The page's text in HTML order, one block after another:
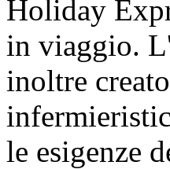
Holiday
in viaggio.
inoltre
le esigenze